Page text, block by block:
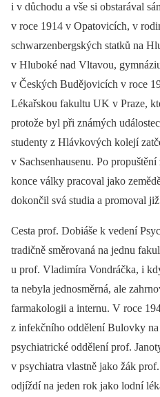
i v důchodu a vše si obstarával
v roce 1914 v Opatovicích, v
schwarzenbergských statků na
v Hluboké nad Vltavou,
v Českých Budějovicích v roce
Lékařskou fakultu UK v Praze,
protože byl při známých
studenty z Hlávkových kolejí
v Sachsenhausenu. Po
konce války pracoval jako
dokončil svá studia a promoval
Cesta prof. Dobiáše k vedení
tradičně směrovaná na jednu
u prof. Vladimíra Vondráčka, i
ta nebyla jednosměrná, ale
farmakologii a internu. V roce
z infekčního oddělení Bulovky
psychiatrické oddělení prof.
v psychiatra vlastně jako žák
odjíždí na jeden rok jako lodní